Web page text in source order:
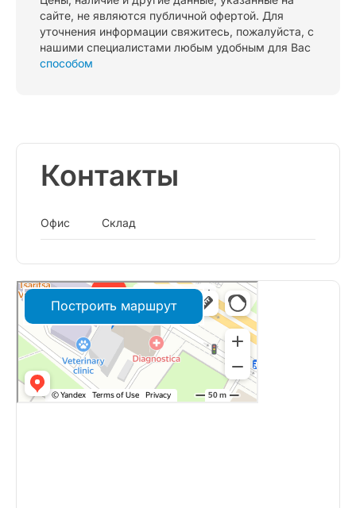
сайте, не являются публичной офертой. Для
уточнения информации свяжитесь, пожалуйста, с
нашими специалистами любым удобным для Вас
способом
Контакты
Офис Склад
Построить маршрут